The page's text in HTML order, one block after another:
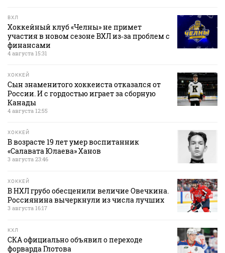
ВХЛ
Хоккейный клуб «Челны» не примет
участия в новом сезоне ВХЛ из‑за проблем с
финансами
4 августа 15:31
ХОККЕЙ
Сын знаменитого хоккеиста отказался от
России. И с гордостью играет за сборную
Канады
4 августа 12:55
ХОККЕЙ
В возрасте 19 лет умер воспитанник
«Салавата Юлаева» Ханов
3 августа 23:46
ХОККЕЙ
В НХЛ грубо обесценили величие Овечкина.
Россиянина вычеркнули из числа лучших
3 августа 16:17
КХЛ
СКА официально объявил о переходе
форварда Глотова